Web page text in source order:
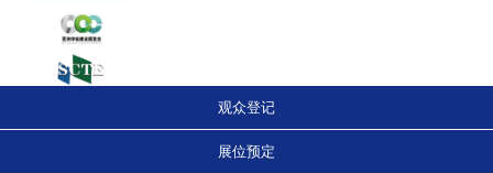
观众登记
展位预定